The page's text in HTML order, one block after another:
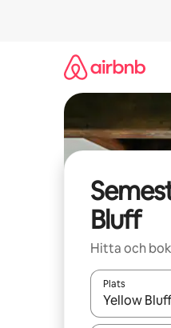
Bluff
Hitta och
Plats
När